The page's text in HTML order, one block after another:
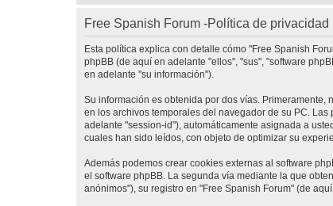
Free Spanish Forum -Política de privacidad
Esta política explica con detalle cómo "Free Spanish
phpBB (de aquí en adelante "ellos", "sus", "software
en adelante "su información").
Su información es obtenida por dos vías.
en los archivos temporales del navegador de su PC.
adelante "session-id"), automáticamente asignada a
cuales han sido leídos, con objeto de optimizar su
Además podemos crear cookies externas al software
el software phpBB. La segunda vía mediante la que
anónimos"), su registro en "Free Spanish Forum" (de